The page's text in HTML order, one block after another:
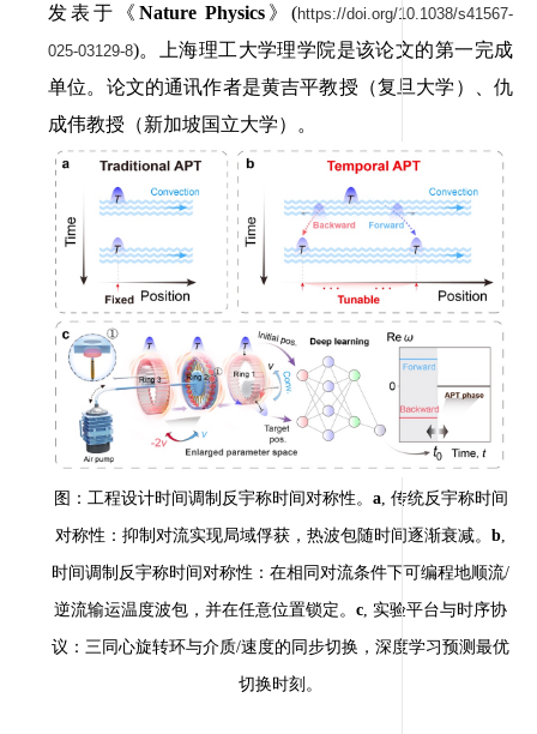
发表于《 Nature Physics 》 (https://doi.org/10.1038/s41567-
025-03129-8)。上海理工大学理学院是该论文的第一完成
单位。论文的通讯作者是黄吉平教授（复旦大学）、仇
成伟教授（新加坡国立大学）。
图：工程设计时间调制反宇称时间对称性。 a, 传统反宇称时间
对称性：抑制对流实现局域俘获，热波包随时间逐渐衰减。 b
时间调制反宇称时间对称性：在相同对流条件下可编程地顺流/
逆流输运温度波包，并在任意位置锁定。 c 实验平台与时序协
议：三同心旋转环与介质/速度的同步切换，深度学习预测最优
切换时刻。